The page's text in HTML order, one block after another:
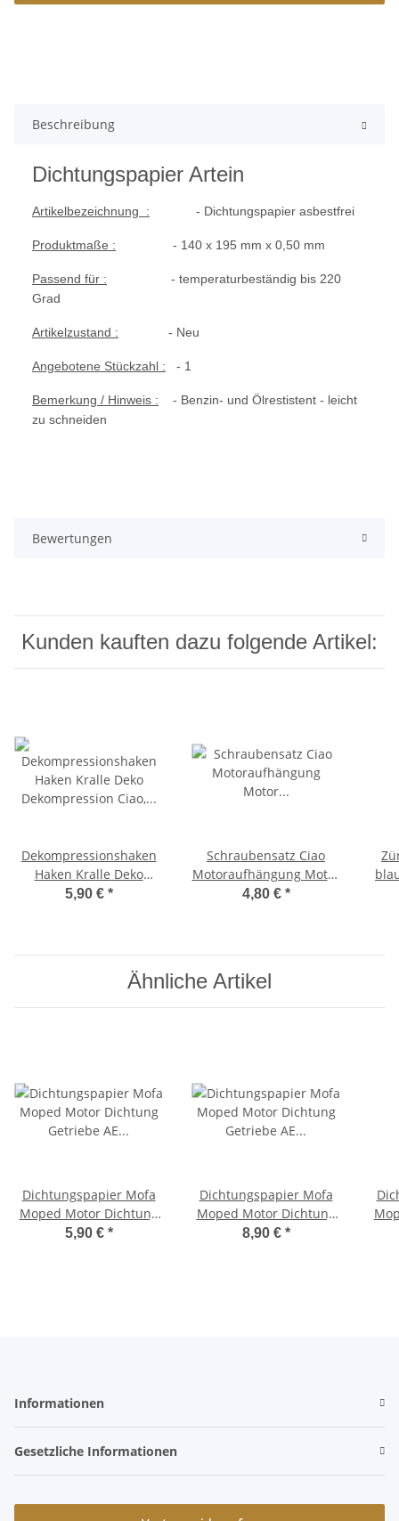
Beschreibung
Dichtungspapier Artein
Artikelbezeichnung : - Dichtungspapier asbestfrei
Produktmaße : - 140 x 195 mm x 0,50 mm
Passend für : - temperaturbeständig bis 220
Grad
Artikelzustand : - Neu
Angebotene Stückzahl : - 1
Bemerkung / Hinweis : - Benzin- und Ölrestistent - leicht
zu schneiden
Bewertungen
Kunden kauften dazu folgende Artikel:
Dekompressionshaken
Haken Kralle Deko
Dekompression Ciao,
5,90 € *
Schraubensatz Ciao
Motoraufhängung Motor
Befestigungssatz Bravo,
4,80 € *
Ähnliche Artikel
Dichtungspapier Mofa
Moped Motor Dichtung
Getriebe AE Artein
5,90 € *
Dichtungspapier Mofa
Moped Motor Dichtung
Getriebe AE Artein
8,90 € *
Informationen
Gesetzliche Informationen